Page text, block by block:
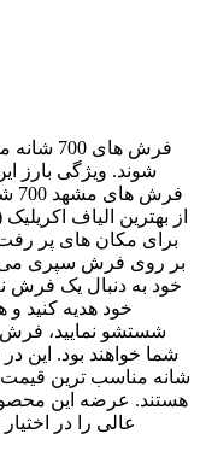
شوند. ویژگی بارز
از بهترین الیاف
برای مکان های پر رفت
بر روی فرش سپری می
خود به دنبال یک فرش
خود هدیه کنید و
شانه مناسب ترین
هستند. عرضه این
عالی را در